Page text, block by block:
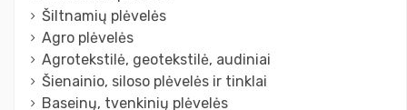
Šiltnamių plėvelės
Agro plėvelės
Agrotekstilė, geotekstilė, audiniai
Šienainio, siloso plėvelės ir tinklai
Baseinų, tvenkinių plėvelės